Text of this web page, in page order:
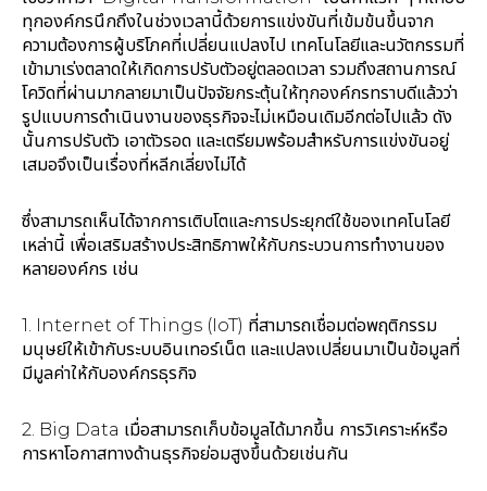
ทุกองค์กรนึกถึงในช่วงเวลานี้ด้วยการแข่งขันที่เข้มข้นขึ้นจาก
ความต้องการผู้บริโภคที่เปลี่ยนแปลงไป เทคโนโลยีและนวัตกรรมที่
เข้ามาเร่งตลาดให้เกิดการปรับตัวอยู่ตลอดเวลา รวมถึงสถานการณ์
โควิดที่ผ่านมากลายมาเป็นปัจจัยกระตุ้นให้ทุกองค์กรทราบดีแล้วว่า
รูปแบบการดำเนินงานของธุรกิจจะไม่เหมือนเดิมอีกต่อไปแล้ว ดัง
นั้นการปรับตัว เอาตัวรอด และเตรียมพร้อมสำหรับการแข่งขันอยู่
เสมอจึงเป็นเรื่องที่หลีกเลี่ยงไม่ได้
ซึ่งสามารถเห็นได้จากการเติบโตและการประยุกต์ใช้ของเทคโนโลยี
เหล่านี้ เพื่อเสริมสร้างประสิทธิภาพให้กับกระบวนการทำงานของ
หลายองค์กร เช่น
1. Internet of Things (IoT) ที่สามารถเชื่อมต่อพฤติกรรม
มนุษย์ให้เข้ากับระบบอินเทอร์เน็ต และแปลงเปลี่ยนมาเป็นข้อมูลที่
มีมูลค่าให้กับองค์กรธุรกิจ
2. Big Data เมื่อสามารถเก็บข้อมูลได้มากขึ้น การวิเคราะห์หรือ
การหาโอกาสทางด้านธุรกิจย่อมสูงขึ้นด้วยเช่นกัน